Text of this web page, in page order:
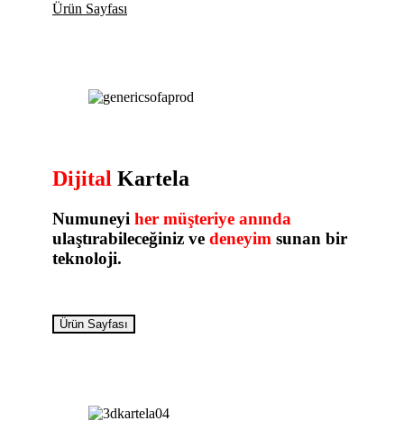
Ürün Sayfası
Dijital Kartela
Numuneyi her müşteriye anında
ulaştırabileceğiniz ve deneyim sunan bir
teknoloji.
Ürün Sayfası